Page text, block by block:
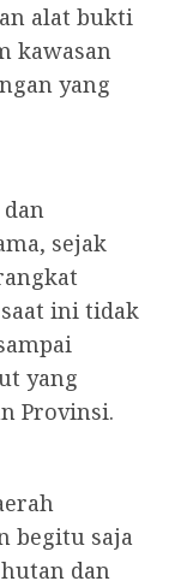
alat bukti
kawasan
yang
sejak
ini tidak
yang
Provinsi.
begitu saja
dan